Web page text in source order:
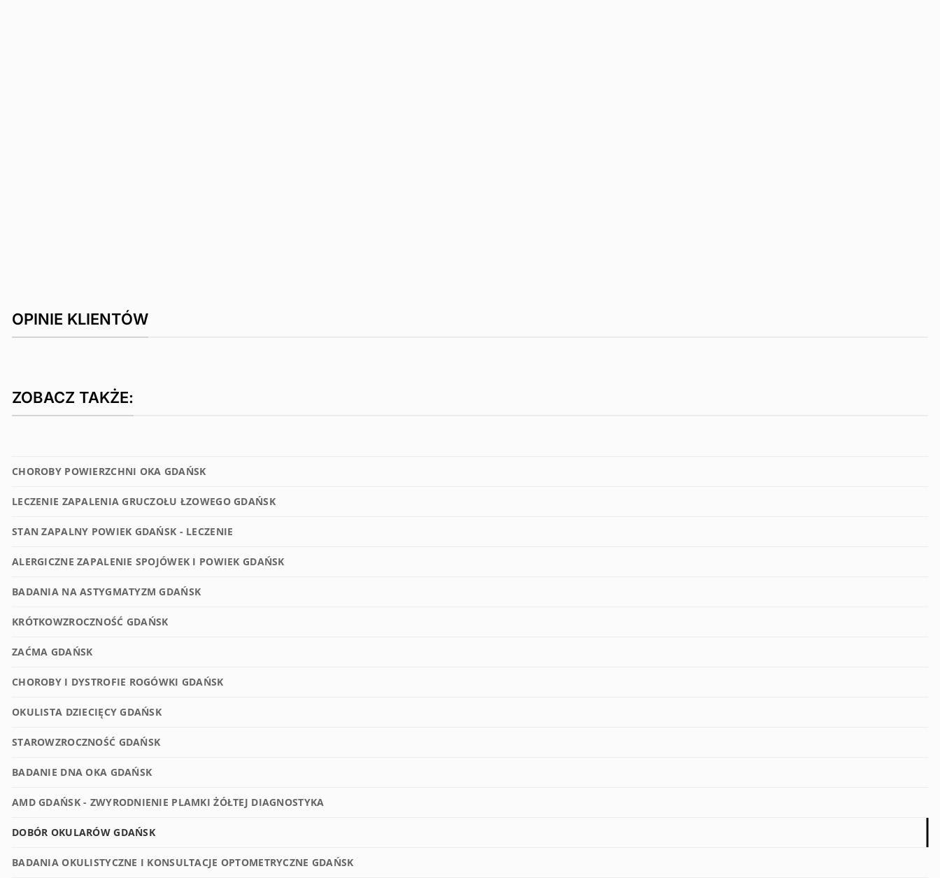
OPINIE KLIENTÓW
ZOBACZ TAKŻE:
CHOROBY POWIERZCHNI OKA GDAŃSK
LECZENIE ZAPALENIA GRUCZOŁU ŁZOWEGO GDAŃSK
STAN ZAPALNY POWIEK GDAŃSK - LECZENIE
ALERGICZNE ZAPALENIE SPOJÓWEK I POWIEK GDAŃSK
BADANIA NA ASTYGMATYZM GDAŃSK
KRÓTKOWZROCZNOŚĆ GDAŃSK
ZAĆMA GDAŃSK
CHOROBY I DYSTROFIE ROGÓWKI GDAŃSK
OKULISTA DZIECIĘCY GDAŃSK
STAROWZROCZNOŚĆ GDAŃSK
BADANIE DNA OKA GDAŃSK
AMD GDAŃSK - ZWYRODNIENIE PLAMKI ŻÓŁTEJ DIAGNOSTYKA
DOBÓR OKULARÓW GDAŃSK
BADANIA OKULISTYCZNE I KONSULTACJE OPTOMETRYCZNE GDAŃSK